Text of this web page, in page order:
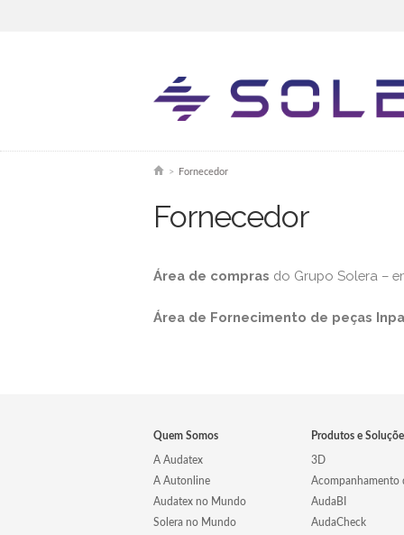
You are here
> Fornecedor
Fornecedor
Área de compras do Grupo Solera –
Área de Fornecimento de peças
Quem Somos
A Audatex
A Autonline
Audatex no Mundo
Solera no Mundo
Produtos e
3D
Acompanhamento
AudaBI
AudaCheck